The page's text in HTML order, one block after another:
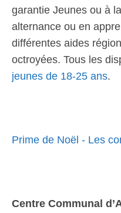
garantie Jeunes ou à
alternance ou en
différentes aides
octroyées. Tous les
jeunes de 18-25 ans.
Prime de Noël - Les
Centre Communal